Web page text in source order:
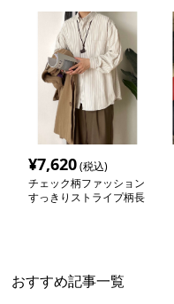
¥7,620(税込)
チェック柄ファッション
すっきりストライプ柄長
おすすめ記事一覧